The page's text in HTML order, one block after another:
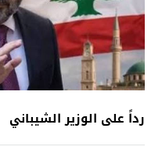
رداً على الوزير الشيباني